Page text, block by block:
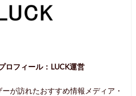
ロフィール： LUCK運営
が訪れたおすすめ情報メディア・